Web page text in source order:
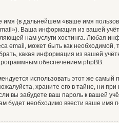
(в дальнейшем «ваше имя
Ваша информация из вашей
нам услуги хостинга. Любая
email, может быть как необходимой,
какая информация из вашей
обеспечением phpBB.
использовать этот же самый
храните его в тайне, ни
вы забудете ваш пароль к вашей
необходимо ввести ваше имя